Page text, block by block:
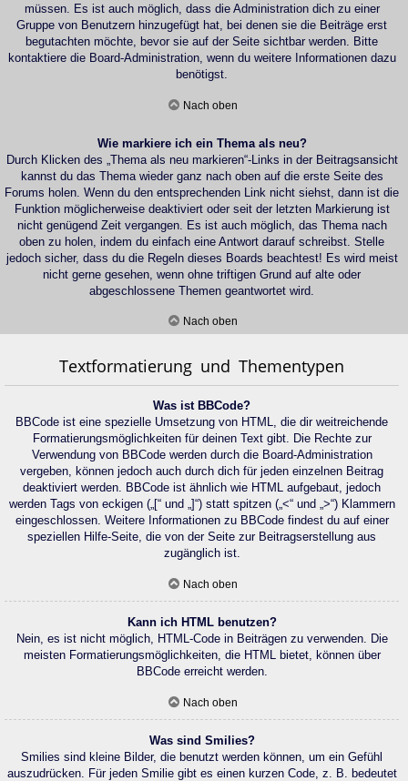
müssen. Es ist auch möglich, dass die Administration dich zu einer
Gruppe von Benutzern hinzugefügt hat, bei denen sie die Beiträge erst
begutachten möchte, bevor sie auf der Seite sichtbar werden. Bitte
kontaktiere die Board-Administration, wenn du weitere Informationen dazu
benötigst.
Nach oben
Wie markiere ich ein Thema als neu?
Durch Klicken des „Thema als neu markieren“-Links in der Beitragsansicht
kannst du das Thema wieder ganz nach oben auf die erste Seite des
Forums holen. Wenn du den entsprechenden Link nicht siehst, dann ist die
Funktion möglicherweise deaktiviert oder seit der letzten Markierung ist
nicht genügend Zeit vergangen. Es ist auch möglich, das Thema nach
oben zu holen, indem du einfach eine Antwort darauf schreibst. Stelle
jedoch sicher, dass du die Regeln dieses Boards beachtest! Es wird meist
nicht gerne gesehen, wenn ohne triftigen Grund auf alte oder
abgeschlossene Themen geantwortet wird.
Nach oben
Textformatierung und Thementypen
Was ist BBCode?
BBCode ist eine spezielle Umsetzung von HTML, die dir weitreichende
Formatierungsmöglichkeiten für deinen Text gibt. Die Rechte zur
Verwendung von BBCode werden durch die Board-Administration
vergeben, können jedoch auch durch dich für jeden einzelnen Beitrag
deaktiviert werden. BBCode ist ähnlich wie HTML aufgebaut, jedoch
werden Tags von eckigen („[“ und „]“) statt spitzen („<“ und „>“) Klammern
eingeschlossen. Weitere Informationen zu BBCode findest du auf einer
speziellen Hilfe-Seite, die von der Seite zur Beitragserstellung aus
zugänglich ist.
Nach oben
Kann ich HTML benutzen?
Nein, es ist nicht möglich, HTML-Code in Beiträgen zu verwenden. Die
meisten Formatierungsmöglichkeiten, die HTML bietet, können über
BBCode erreicht werden.
Nach oben
Was sind Smilies?
Smilies sind kleine Bilder, die benutzt werden können, um ein Gefühl
auszudrücken. Für jeden Smilie gibt es einen kurzen Code, z. B. bedeutet